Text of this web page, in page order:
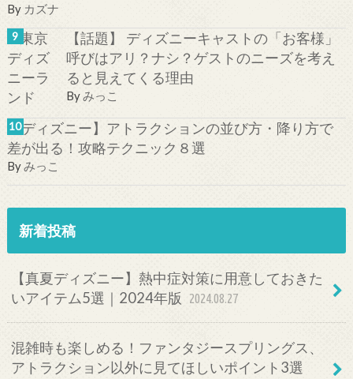
By カズナ
【話題】 ディズニーキャストの「お客様」
呼びはアリ？ナシ？ゲストのニーズを考え
ると見えてくる理由
By みっこ
【ディズニー】アトラクションの並び方・降り方で
差が出る！攻略テクニック８選
Byみっこ
新着投稿
【真夏ディズニー】熱中症対策に用意しておきた
いアイテム5選｜2024年版
2024.08.27
混雑時も楽しめる！ファンタジースプリングス、
アトラクション以外に見てほしいポイント3選